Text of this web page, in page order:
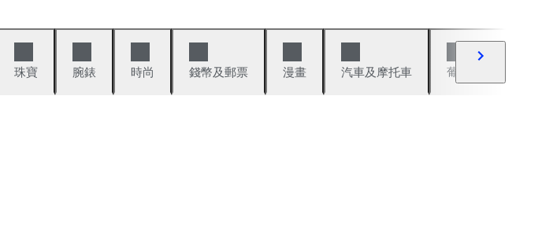
珠寶 腕錶 時尚 錢幣及郵票 漫畫 汽車及摩托車 葡萄酒與烈酒